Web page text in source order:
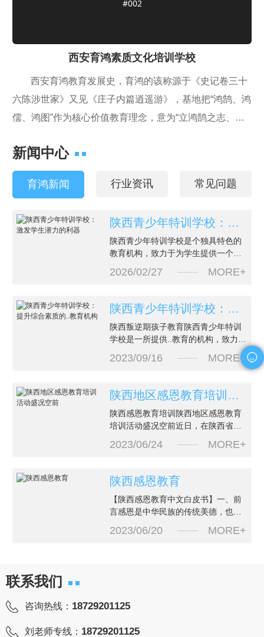
西安育鸿素质文化培训学校
西安育鸿教育发展史，育鸿的该称源于《史记卷三十
六陈涉世家》又见《庄子内篇逍遥游》，基地把“鸿鹄、鸿
儒、鸿图”作为核心价值教育理念，意为“立鸿鹄之志、做
以“教”为“育”的办学理念，称为育鸿。我校坐落于陕西十三
朝古都西安，域名“西安育鸿教育”。 西安育鸿教育在
经过积累大量的管理教学经验后。已成功影响了大批莘莘
新闻中心
育鸿新闻 行业资讯 常见问题
陕西青少年特训学校：激发学生潜力的利器
陕西青少年特训学校是个独具特色的
教育机构，致力于为学生提供一个蓬
绩，更关注学生的..发展。在这里，学
动，激发他们的创造力和..潜力。学校
的师资力量强大而专业。老师们充满
激情，耐心倾听学生的想法，并通过
个性化的辅导帮助他们克服困难，实
现自我突破。学生们在这样
2026/02/27 MORE+
陕西青少年特训学校：提升综合素质的..教育机构
陕西叛逆期孩子教育陕西青少年特训
学校是一所提供..教育的机构，致力于
培养青少年的综合素质。我们坚信，
每个孩子都有潜力，通过专业的指导
在陕西青少年特训学校，我们注重学
生的..发展。我们提供多种课程，涵盖
了学术知识、体育锻炼、艺术表演等
领域。通过丰富多样的学习活动，学
2023/09/16 MORE+
陕西地区感恩教育培训活动盛况空前
陕西感恩教育培训陕西地区感恩教育
培训活动盛况空前近日，在陕西省举
泛关注，活动现场气氛热烈，参与人
西省教育厅主办，旨在引导广大师生
深入学习“感恩”这一重要品德，加强
道德教育和文明礼仪教育。活动面向
全省中小学校师生以及教育行政部门
工作人员，覆盖范围广泛，受到了
2023/06/24 MORE+
陕西感恩教育
【陕西感恩教育中文白皮书】一、前
言感恩是中华民族的传统美德，也是
分。陕西作为一个历史悠久、文化灿
陕西感恩文化的源起和发展陕西是中
2023/06/20 MORE+
联系我们
咨询热线： 18729201125
刘老师专线： 18729201125